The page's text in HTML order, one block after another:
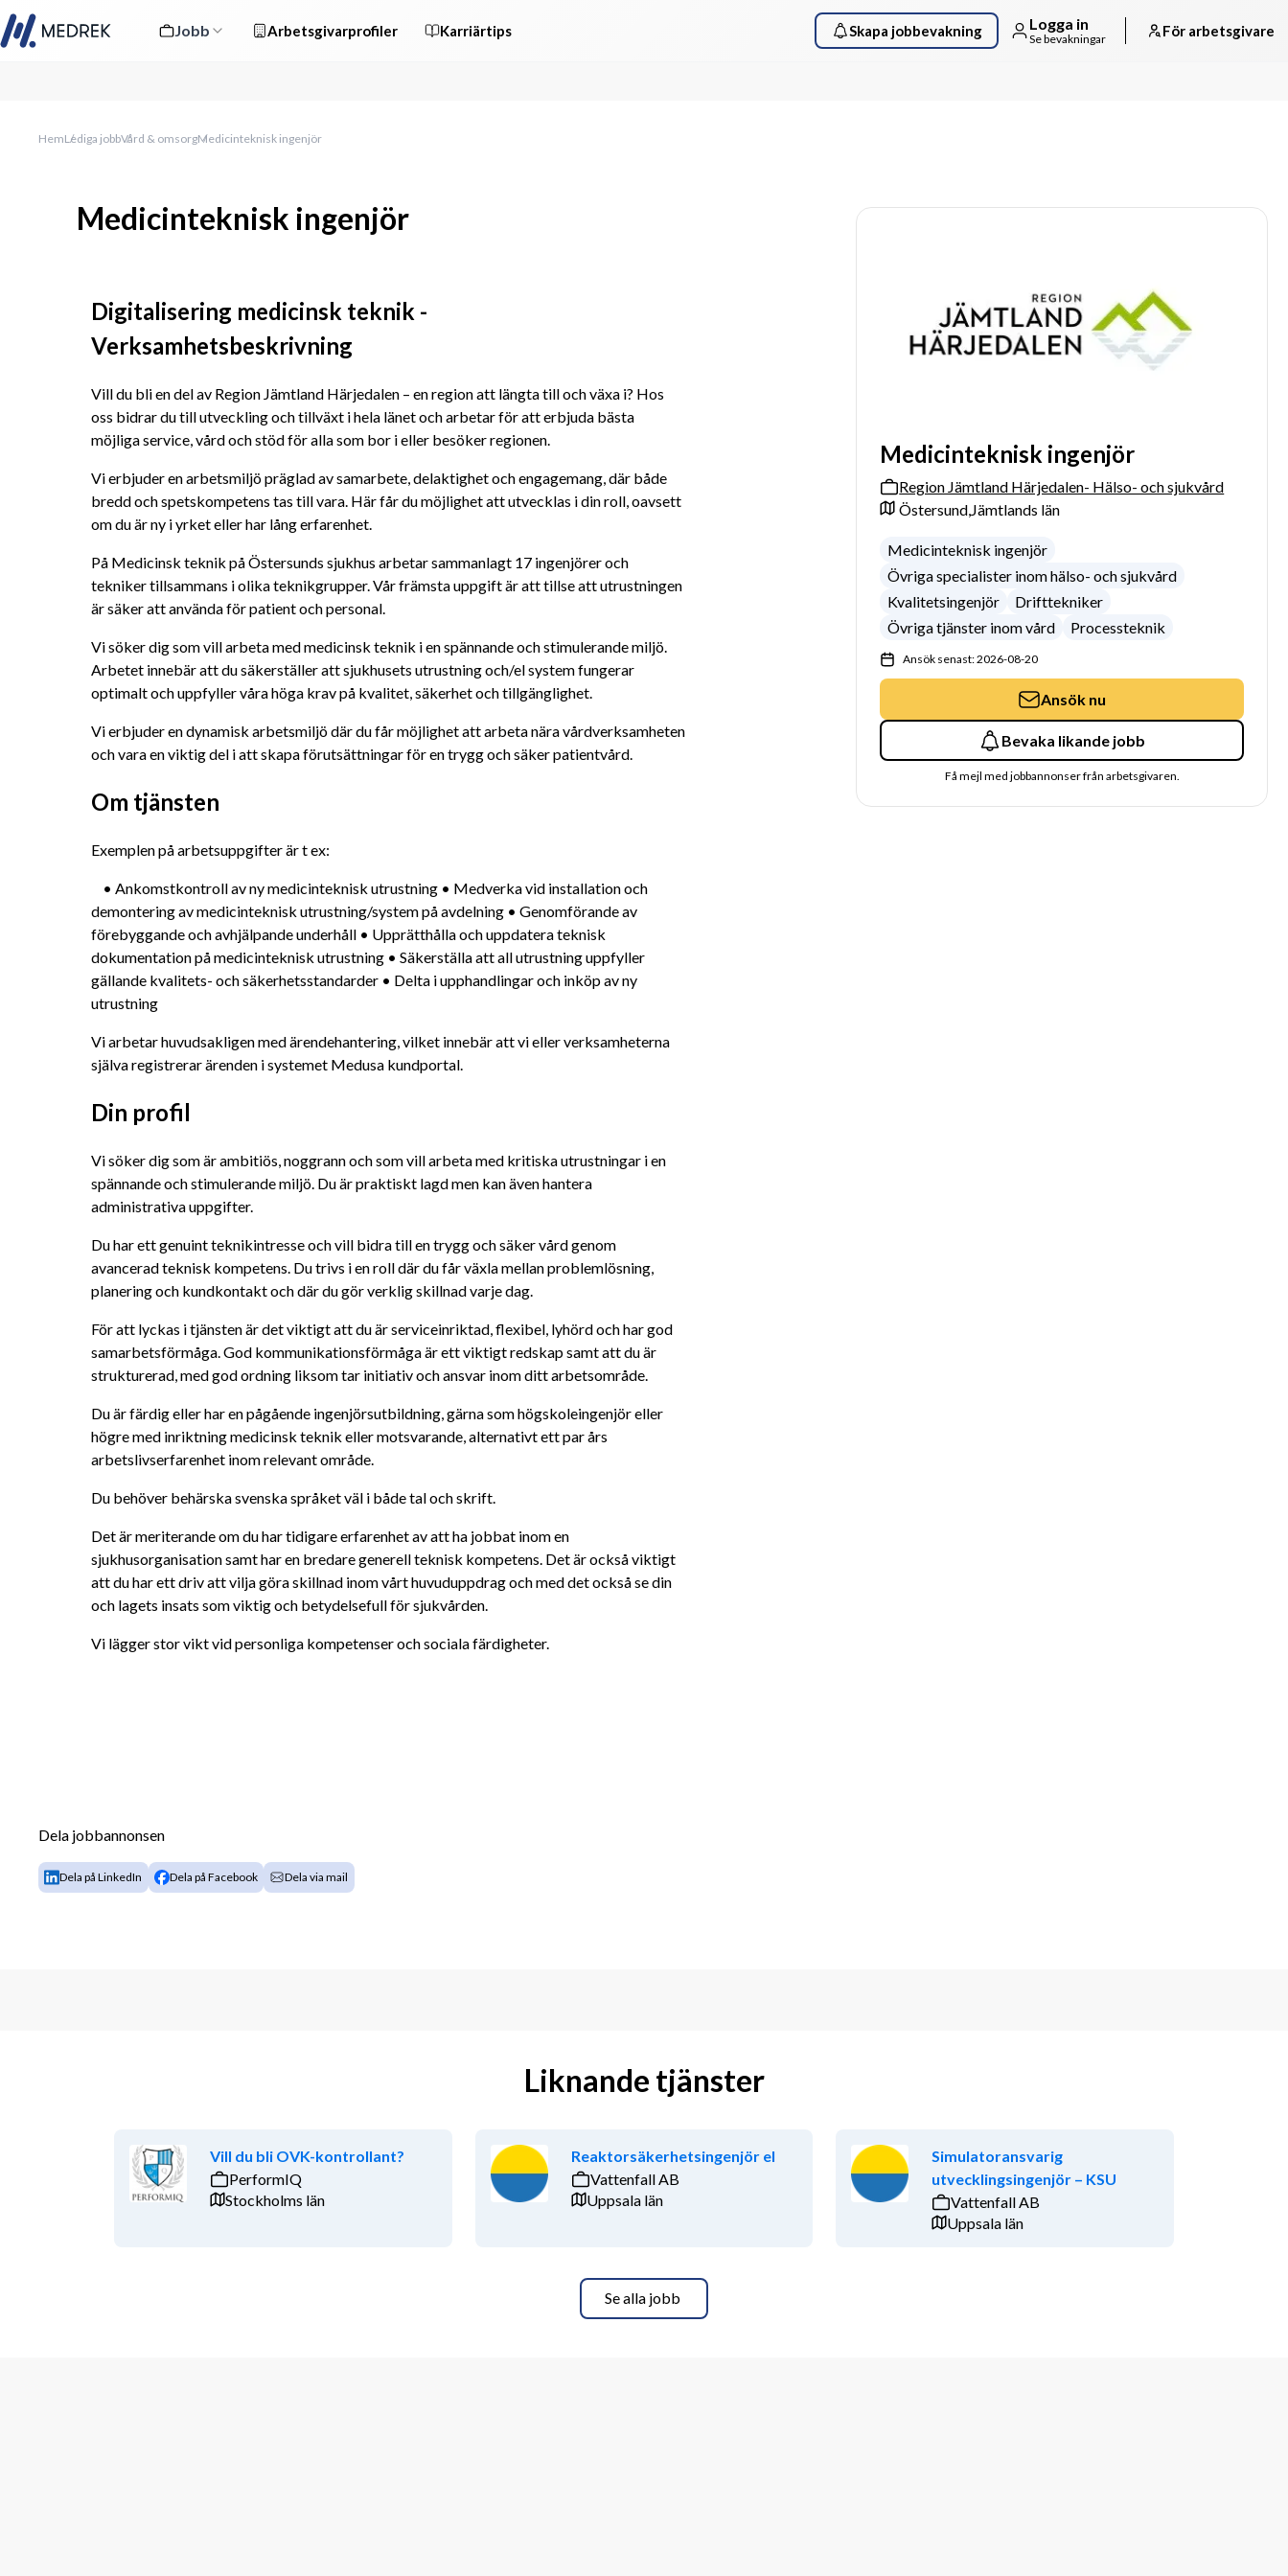
Jobb Arbetsgivarprofiler Karriärtips Skapa jobbevakning Logga in
Se bevakningar För arbetsgivare
HemLediga jobbVård & omsorgMedicinteknisk ingenjör
Medicinteknisk ingenjör
Digitalisering medicinsk teknik -
Verksamhetsbeskrivning
Vill du bli en del av Region Jämtland Härjedalen – en region att längta till och växa i? Hos
oss bidrar du till utveckling och tillväxt i hela länet och arbetar för att erbjuda bästa
möjliga service, vård och stöd för alla som bor i eller besöker regionen.
Vi erbjuder en arbetsmiljö präglad av samarbete, delaktighet och engagemang, där både
bredd och spetskompetens tas till vara. Här får du möjlighet att utvecklas i din roll, oavsett
om du är ny i yrket eller har lång erfarenhet.
På Medicinsk teknik på Östersunds sjukhus arbetar sammanlagt 17 ingenjörer och
tekniker tillsammans i olika teknikgrupper. Vår främsta uppgift är att tillse att utrustningen
är säker att använda för patient och personal.
Vi söker dig som vill arbeta med medicinsk teknik i en spännande och stimulerande miljö.
Arbetet innebär att du säkerställer att sjukhusets utrustning och/el system fungerar
optimalt och uppfyller våra höga krav på kvalitet, säkerhet och tillgänglighet.
Vi erbjuder en dynamisk arbetsmiljö där du får möjlighet att arbeta nära vårdverksamheten
och vara en viktig del i att skapa förutsättningar för en trygg och säker patientvård.
Om tjänsten
Exemplen på arbetsuppgifter är t ex:
demontering av medicinteknisk utrustning/system på avdelning • Genomförande av
förebyggande och avhjälpande underhåll • Upprätthålla och uppdatera teknisk
dokumentation på medicinteknisk utrustning • Säkerställa att all utrustning uppfyller
gällande kvalitets- och säkerhetsstandarder • Delta i upphandlingar och inköp av ny
utrustning
Vi arbetar huvudsakligen med ärendehantering, vilket innebär att vi eller verksamheterna
själva registrerar ärenden i systemet Medusa kundportal.
Din profil
Vi söker dig som är ambitiös, noggrann och som vill arbeta med kritiska utrustningar i en
spännande och stimulerande miljö. Du är praktiskt lagd men kan även hantera
administrativa uppgifter.
Du har ett genuint teknikintresse och vill bidra till en trygg och säker vård genom
avancerad teknisk kompetens. Du trivs i en roll där du får växla mellan problemlösning,
planering och kundkontakt och där du gör verklig skillnad varje dag.
För att lyckas i tjänsten är det viktigt att du är serviceinriktad, flexibel, lyhörd och har god
samarbetsförmåga. God kommunikationsförmåga är ett viktigt redskap samt att du är
strukturerad, med god ordning liksom tar initiativ och ansvar inom ditt arbetsområde.
Du är färdig eller har en pågående ingenjörsutbildning, gärna som högskoleingenjör eller
högre med inriktning medicinsk teknik eller motsvarande, alternativt ett par års
arbetslivserfarenhet inom relevant område.
Du behöver behärska svenska språket väl i både tal och skrift.
Det är meriterande om du har tidigare erfarenhet av att ha jobbat inom en
sjukhusorganisation samt har en bredare generell teknisk kompetens. Det är också viktigt
att du har ett driv att vilja göra skillnad inom vårt huvuduppdrag och med det också se din
och lagets insats som viktig och betydelsefull för sjukvården.
Vi lägger stor vikt vid personliga kompetenser och sociala färdigheter.
Medicinteknisk ingenjör
Region Jämtland Härjedalen- Hälso- och sjukvård
Östersund,Jämtlands län
Medicinteknisk ingenjör
Övriga specialister inom hälso- och sjukvård
Kvalitetsingenjör
Drifttekniker
Övriga tjänster inom vård
Processteknik
Ansök senast: 2026-08-20
Ansök nu
Bevaka likande jobb
Få mejl med jobbannonser från arbetsgivaren.
Dela jobbannonsen
Dela på LinkedIn Dela på Facebook Dela via mail
Liknande tjänster
Vill du bli OVK-kontrollant?
PerformIQ
Stockholms län
Reaktorsäkerhetsingenjör el
Vattenfall AB
Uppsala län
Simulatoransvarig
utvecklingsingenjör – KSU
Vattenfall AB
Uppsala län
Se alla jobb